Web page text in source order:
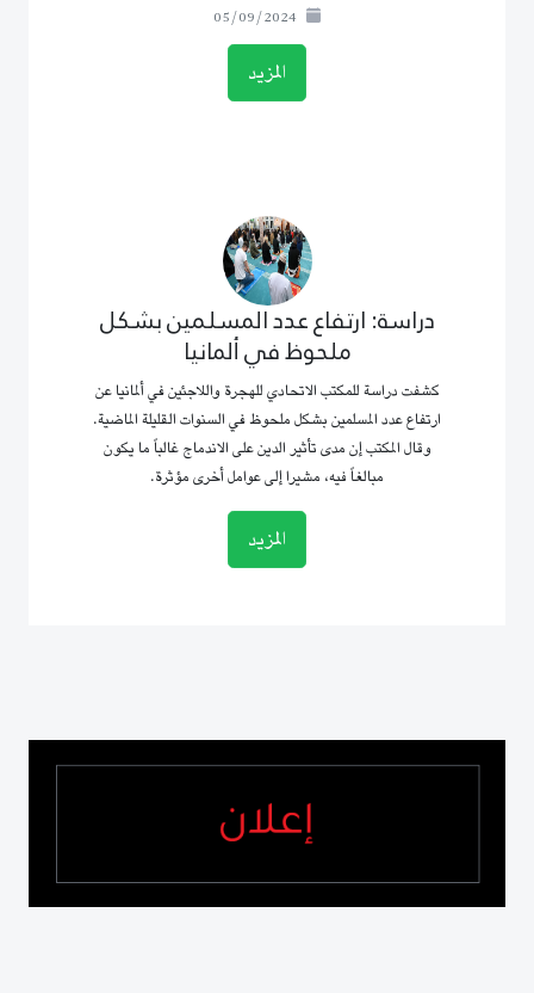
المزيد
دراسة: ارتفاع عدد المسلمين بشكل
ملحوظ في ألمانيا
كشفت دراسة للمكتب الاتحادي للهجرة واللاجئين في ألمانيا عن
ارتفاع عدد المسلمين بشكل ملحوظ في السنوات القليلة الماضية.
وقال المكتب إن مدى تأثير الدين على الاندماج غالباً ما يكون
مبالغاً فيه، مشيرا إلى عوامل أخرى مؤثرة.
المزيد